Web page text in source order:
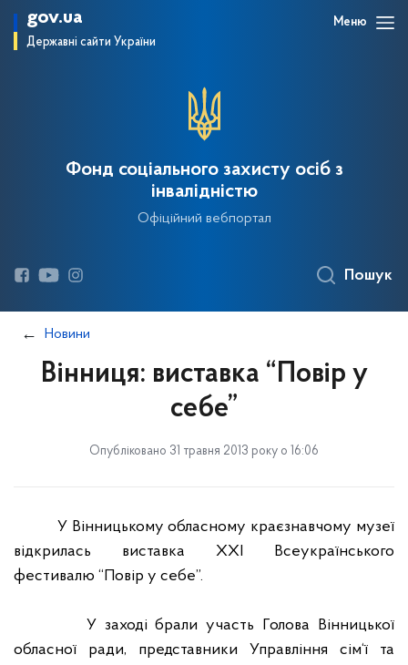
gov.ua
Державні сайти України
Меню
Фонд соціального захисту осіб з
інвалідністю
Офіційний вебпортал
Пошук
Новини
Вінниця: виставка “Повір у
себе”
Опубліковано 31 травня 2013 року о 16:06
У Вінницькому обласному краєзнавчому музеї
відкрилась виставка XXI Всеукраїнського
фестивалю “Повір у себе”.
У заході брали участь Голова Вінницької
обласної ради, представники Управління сім‘ї та